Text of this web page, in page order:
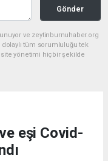
Gönder
ve zeytinburnuhaber.org
dolaylı tüm sorumluluğu tek
site yönetimi hiçbir şekilde
eşi Covid-